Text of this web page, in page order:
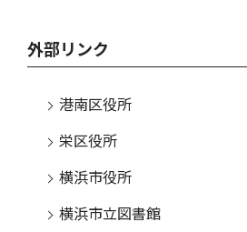
外部リンク
港南区役所
栄区役所
横浜市役所
横浜市立図書館